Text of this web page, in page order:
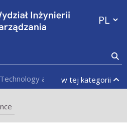
and Engineering
w tej kategorii